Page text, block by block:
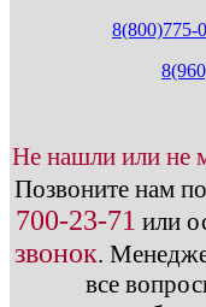
8(800)775-
Не нашли или не
Позвоните нам
700-23-71 или
звонок.
все